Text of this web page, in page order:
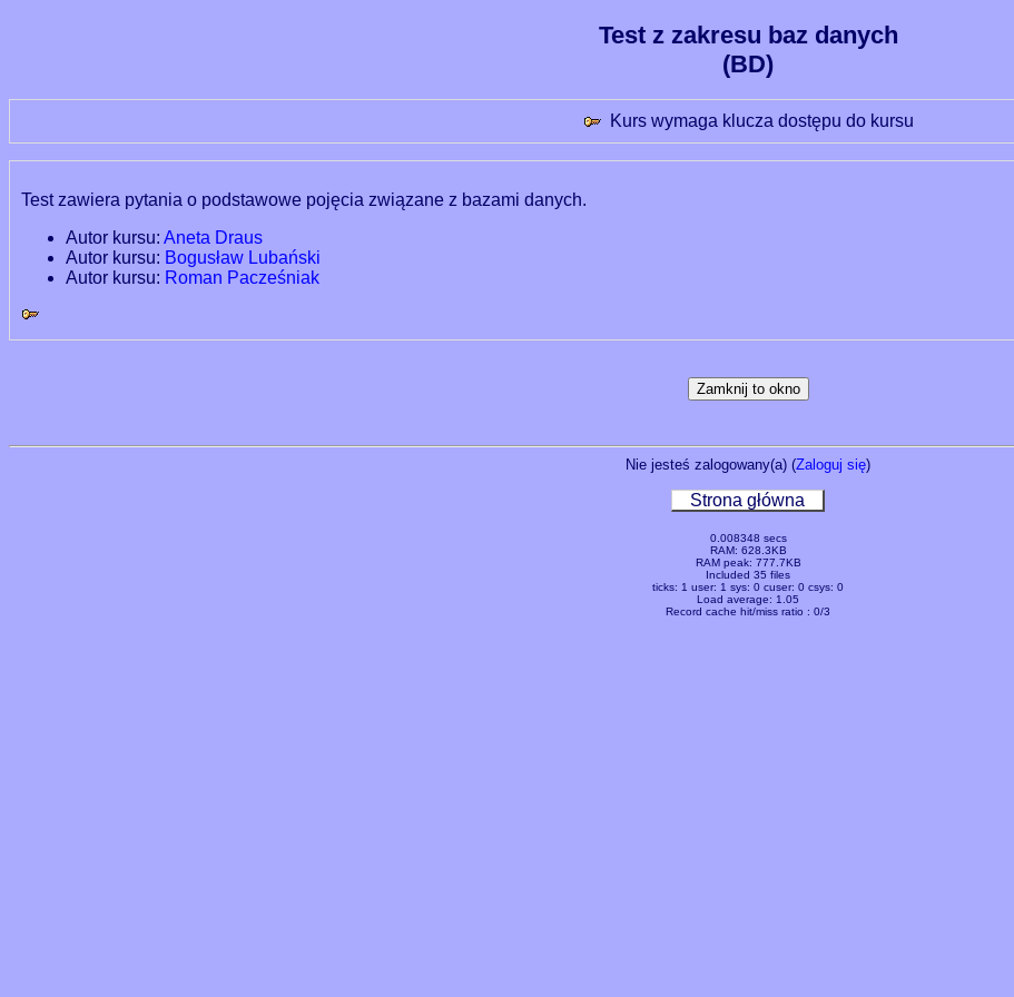
Test z zakresu baz danych
(BD)
Kurs wymaga klucza dostępu do kursu
Test zawiera pytania o podstawowe pojęcia związane z bazami danych.
Autor kursu: Aneta Draus
Autor kursu: Bogusław Lubański
Autor kursu: Roman Pacześniak
Nie jesteś zalogowany(a) (Zaloguj się)
Strona główna
0.008348 secs
RAM: 628.3KB
RAM peak: 777.7KB
Included 35 files
ticks: 1 user: 1 sys: 0 cuser: 0 csys: 0
Load average: 1.05
Record cache hit/miss ratio : 0/3